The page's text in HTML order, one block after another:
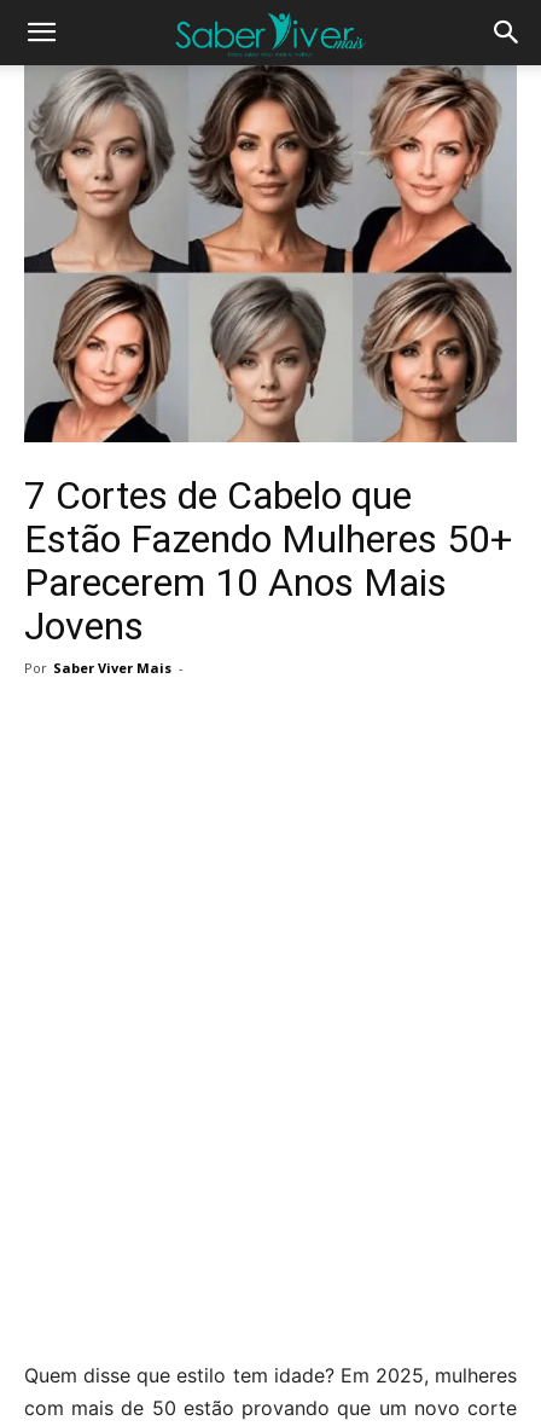
7 Cortes de Cabelo que
Estão Fazendo Mulheres 50+
Parecerem 10 Anos Mais
Jovens
Por Saber Viver Mais -
Quem disse que estilo tem idade? Em 2025, mulheres
com mais de 50 estão provando que um novo corte